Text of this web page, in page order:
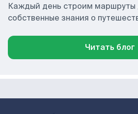
Каждый день строим маршруты
собственные знания о
Читать блог